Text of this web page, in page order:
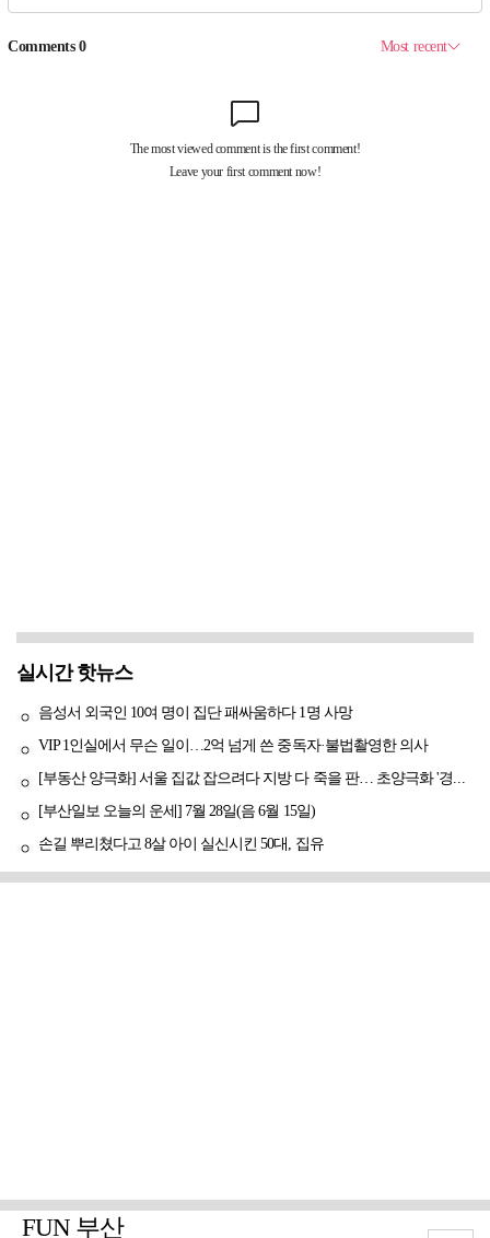
실시간 핫뉴스
음성서 외국인 10여 명이 집단 패싸움하다 1명 사망
VIP 1인실에서 무슨 일이…2억 넘게 쓴 중독자·불법촬영한 의사
[부동산 양극화] 서울 집값 잡으려다 지방 다 죽을 판… 초양극화 '경고등'
[부산일보 오늘의 운세] 7월 28일(음 6월 15일)
손길 뿌리쳤다고 8살 아이 실신시킨 50대, 집유
FUN 부산